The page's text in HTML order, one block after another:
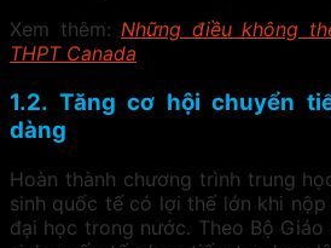
Xem thêm:Những điều không
THPT Canada
1.2. Tăng cơ hội chuyển
dàng
Hoàn thành chương trình trung
sinh quốc tế có lợi thế lớn khi
đại học trong nước. Theo Bộ Giáo